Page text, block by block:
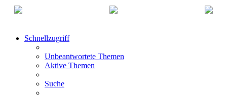
Schnellzugriff
Unbeantwortete Themen
Aktive Themen
Suche